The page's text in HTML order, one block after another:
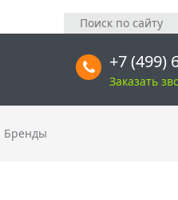
+7 (499)
Заказать
Бренды